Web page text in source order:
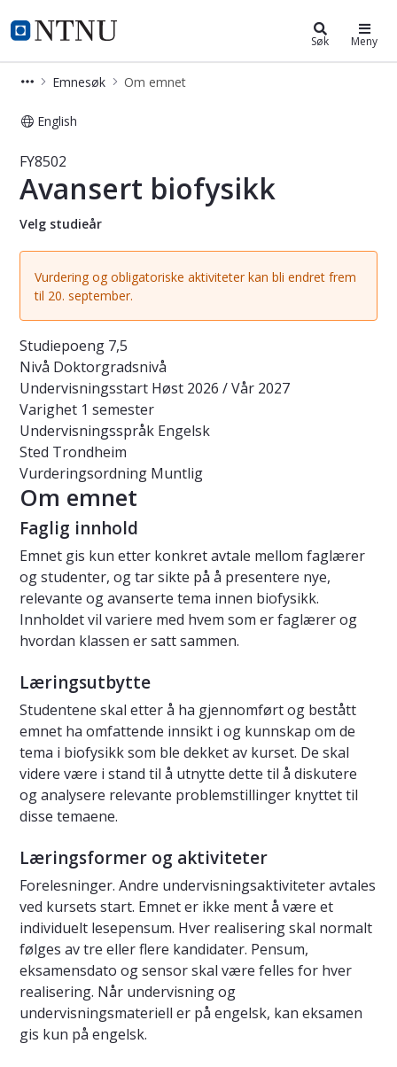
NTNU Hjemmeside
Studier Søk Meny
Emnesøk Om emnet
English
Emne - Avansert biofysikk - FY8502
FY8502
Avansert biofysikk
Velg studieår
Vurdering og obligatoriske aktiviteter kan bli endret frem
til 20. september.
Studiepoeng 7,5
Nivå Doktorgradsnivå
Undervisningsstart Høst 2026 / Vår 2027
Varighet 1 semester
Undervisningsspråk Engelsk
Sted Trondheim
Vurderingsordning Muntlig
Om emnet
Faglig innhold
Emnet gis kun etter konkret avtale mellom faglærer
og studenter, og tar sikte på å presentere nye,
relevante og avanserte tema innen biofysikk.
Innholdet vil variere med hvem som er faglærer og
hvordan klassen er satt sammen.
Læringsutbytte
Studentene skal etter å ha gjennomført og bestått
emnet ha omfattende innsikt i og kunnskap om de
tema i biofysikk som ble dekket av kurset. De skal
videre være i stand til å utnytte dette til å diskutere
og analysere relevante problemstillinger knyttet til
disse temaene.
Læringsformer og aktiviteter
Forelesninger. Andre undervisningsaktiviteter avtales
ved kursets start. Emnet er ikke ment å være et
individuelt lesepensum. Hver realisering skal normalt
følges av tre eller flere kandidater. Pensum,
eksamensdato og sensor skal være felles for hver
realisering. Når undervisning og
undervisningsmateriell er på engelsk, kan eksamen
gis kun på engelsk.